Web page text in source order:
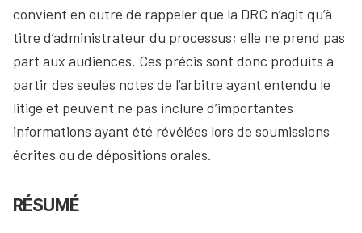
convient en outre de rappeler que la DRC n’agit qu’à
titre d’administrateur du processus; elle ne prend pas
part aux audiences. Ces précis sont donc produits à
partir des seules notes de l’arbitre ayant entendu le
litige et peuvent ne pas inclure d’importantes
informations ayant été révélées lors de soumissions
écrites ou de dépositions orales.
RÉSUMÉ